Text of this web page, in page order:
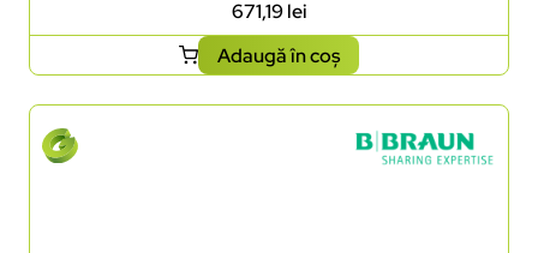
671,19lei
Adaugă în coș